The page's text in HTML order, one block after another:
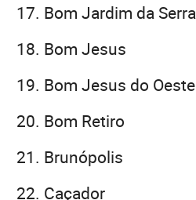
Bom Jardim da Serra
Bom Jesus
Bom Jesus do Oeste
Bom Retiro
Brunópolis
Caçador